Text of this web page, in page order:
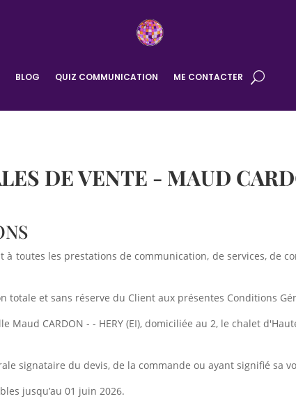
BLOG QUIZ COMMUNICATION ME CONTACTER
DE VENTE - MAUD
à toutes les prestations de communication, de services, de
totale et sans réserve du Client aux présentes Conditions
Maud CARDON - - HERY (EI), domiciliée au 2, le chalet
signataire du devis, de la commande ou ayant signifié sa
jusqu’au 01 juin 2026.